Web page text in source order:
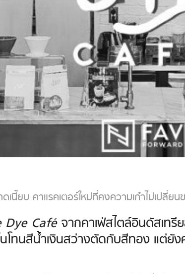
นี้ยบ คาแรคเตอร์ใหม่ที่คงความเก๋าไม่เปลี่ย
Dye Caféจากคาเฟ่สไตล์อินดัสเทรี
นโทนสีน้ำเงินสว่างตัดกับสีทอง แต่ยัง